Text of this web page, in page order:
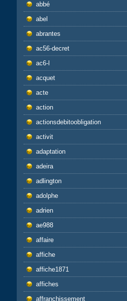
abbé
abel
abrantes
ac56-decret
ac6-l
acquet
acte
action
actionsdebitoobligation
activit
adaptation
adeira
adlington
adolphe
adrien
ae988
affaire
affiche
affiche1871
affiches
affranchissement